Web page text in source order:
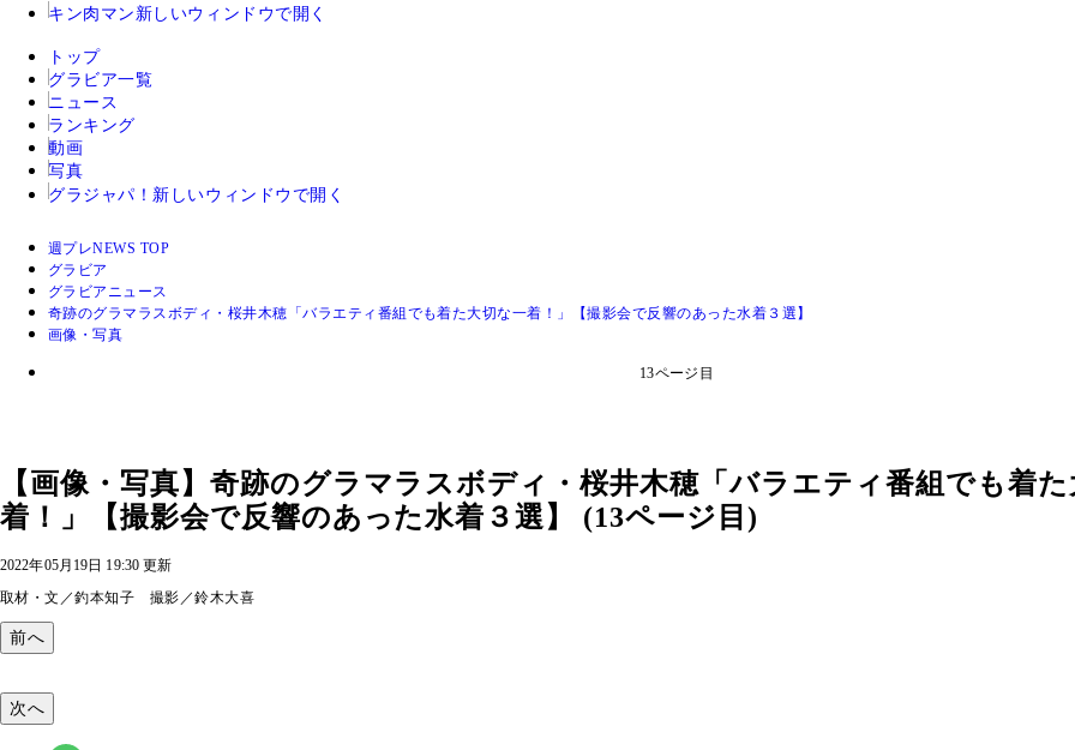
キン肉マン 新しいウィンドウで開く
トップ
グラビア一覧
ニュース
ランキング
動画
写真
グラジャパ！ 新しいウィンドウで開く
週プレNEWS TOP
グラビア
グラビアニュース
奇跡のグラマラスボディ・桜井木穂「バラエティ番組でも着た大切な一着！」【撮影会で反響のあった水着３選】
画像・写真
13ページ目
【画像・写真】奇跡のグラマラスボディ・桜井木穂「バラエティ番組でも着
着！」【撮影会で反響のあった水着３選】 (13ページ目)
2022年05月19日 19:30 更新
取材・文／釣本知子 撮影／鈴木大喜
前へ
次へ